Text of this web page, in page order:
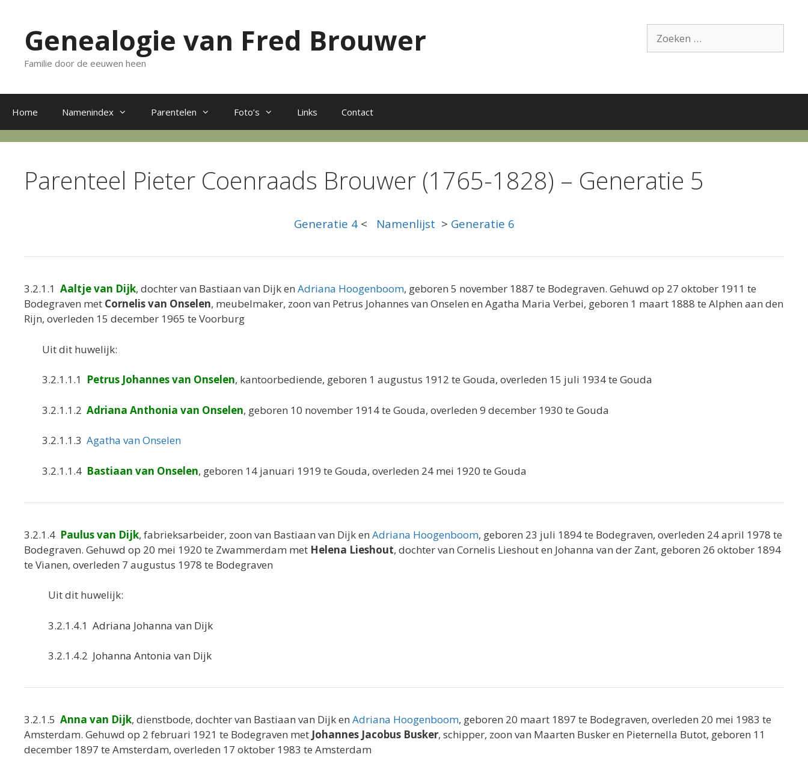
inhoud
naar:
Genealogie van Fred Brouwer
Familie door de eeuwen heen
Home Namenindex Parentelen Foto’s Links Contact
Parenteel Pieter Coenraads Brouwer (1765-1828) – Generatie 5
Generatie 4< Namenlijst > Generatie 6
3.2.1.1 Aaltje van Dijk, dochter van Bastiaan van Dijk en Adriana Hoogenboom, geboren 5 november 1887 te Bodegraven. Gehuwd op 27 oktober 1911 te
Bodegraven met Cornelis van Onselen, meubelmaker, zoon van Petrus Johannes van Onselen en Agatha Maria Verbei, geboren 1 maart 1888 te Alphen aan den
Rijn, overleden 15 december 1965 te Voorburg
Uit dit huwelijk:
3.2.1.1.1 Petrus Johannes van Onselen, kantoorbediende, geboren 1 augustus 1912 te Gouda, overleden 15 juli 1934 te Gouda
3.2.1.1.2 Adriana Anthonia van Onselen, geboren 10 november 1914 te Gouda, overleden 9 december 1930 te Gouda
3.2.1.1.3 Agatha van Onselen
3.2.1.1.4 Bastiaan van Onselen, geboren 14 januari 1919 te Gouda, overleden 24 mei 1920 te Gouda
3.2.1.4 Paulus van Dijk, fabrieksarbeider, zoon van Bastiaan van Dijk en Adriana Hoogenboom, geboren 23 juli 1894 te Bodegraven, overleden 24 april 1978 te
Bodegraven. Gehuwd op 20 mei 1920 te Zwammerdam met Helena Lieshout, dochter van Cornelis Lieshout en Johanna van der Zant, geboren 26 oktober 1894
te Vianen, overleden 7 augustus 1978 te Bodegraven
Uit dit huwelijk:
3.2.1.4.1 Adriana Johanna van Dijk
3.2.1.4.2 Johanna Antonia van Dijk
3.2.1.5 Anna van Dijk, dienstbode, dochter van Bastiaan van Dijk en Adriana Hoogenboom, geboren 20 maart 1897 te Bodegraven, overleden 20 mei 1983 te
Amsterdam. Gehuwd op 2 februari 1921 te Bodegraven met Johannes Jacobus Busker, schipper, zoon van Maarten Busker en Pieternella Butot, geboren 11
december 1897 te Amsterdam, overleden 17 oktober 1983 te Amsterdam